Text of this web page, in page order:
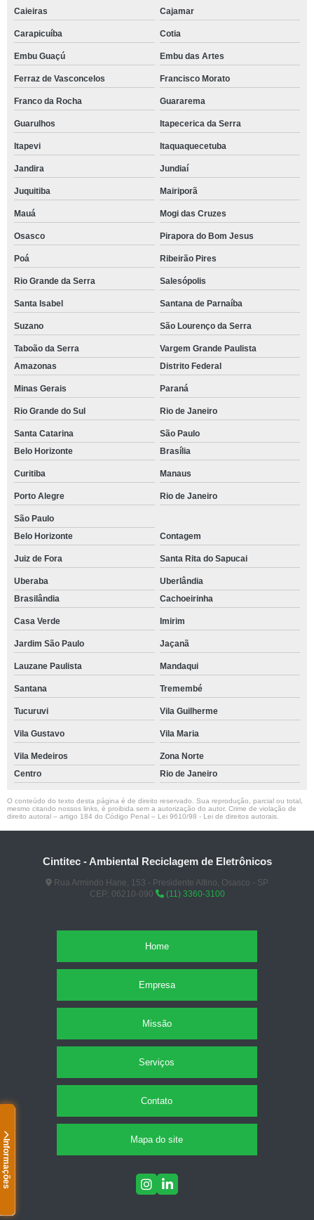
Informações
Caieiras Cajamar
Carapicuíba Cotia
Embu Guaçú Embu das Artes
Ferraz de Vasconcelos Francisco Morato
Franco da Rocha Guararema
Guarulhos Itapecerica da Serra
Itapevi Itaquaquecetuba
Jandira Jundiaí
Juquitiba Mairiporã
Mauá Mogi das Cruzes
Osasco Pirapora do Bom Jesus
Poá Ribeirão Pires
Rio Grande da Serra Salesópolis
Santa Isabel Santana de Parnaíba
Suzano São Lourenço da Serra
Taboão da Serra
Vargem Grande Paulista
Amazonas
Distrito Federal
Minas Gerais Paraná
Rio Grande do Sul Rio de Janeiro
Santa Catarina
São Paulo
Belo Horizonte
Brasília
Curitiba Manaus
Porto Alegre Rio de Janeiro
São Paulo
Belo Horizonte
Contagem
Juiz de Fora Santa Rita do Sapucai
Uberaba
Uberlândia
Brasilândia
Cachoeirinha
Casa Verde Imirim
Jardim São Paulo Jaçanã
Lauzane Paulista Mandaqui
Santana Tremembé
Tucuruvi Vila Guilherme
Vila Gustavo Vila Maria
Vila Medeiros
Zona Norte
Centro
Rio de Janeiro
O conteúdo do texto desta página é de direito reservado. Sua reprodução, parcial ou total,
mesmo citando nossos links, é proibida sem a autorização do autor. Crime de violação de
direito autoral – artigo 184 do Código Penal – Lei 9610/98 - Lei de direitos autorais
Cintitec - Ambiental Reciclagem de Eletrônicos
Rua Armindo Hane, 153 - Presidente Altino, Osasco - SP
CEP: 06210-090
(11) 3360-3100
Home
Empresa
Missão
Serviços
Contato
Mapa do site